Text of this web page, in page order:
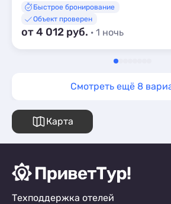
Быстрое бронирование
Объект проверен
от 4 012 руб. · 1 ночь
Смотреть ещё 8
Карта
Техподдержка отелей